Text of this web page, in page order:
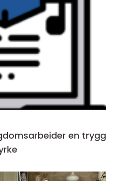
en trygg